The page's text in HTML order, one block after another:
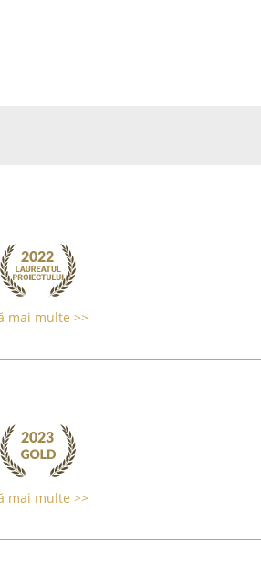
mai multe >>
mai multe >>